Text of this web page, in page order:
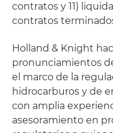
contratos y 11)
contratos
Holland & Knight
pronunciamientos
el marco de la
hidrocarburos y de
con amplia
asesoramiento en